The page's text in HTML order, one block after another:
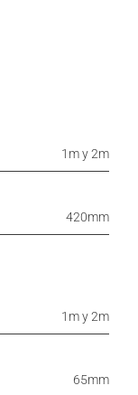
1m y 2m
420mm
1m y 2m
65mm